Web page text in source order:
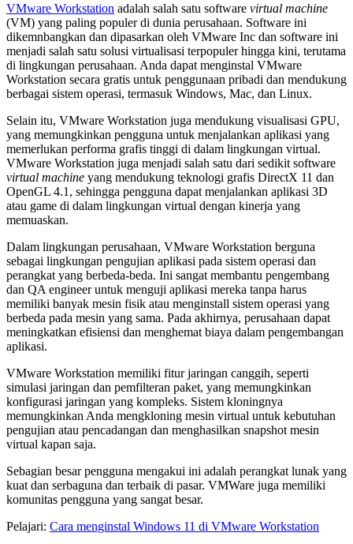
VMware Workstation adalah salah satu software virtual machine
(VM) yang paling populer di dunia perusahaan. Software ini
dikemnbangkan dan dipasarkan oleh VMware Inc dan software ini
menjadi salah satu solusi virtualisasi terpopuler hingga kini, terutama
di lingkungan perusahaan. Anda dapat menginstal VMware
Workstation secara gratis untuk penggunaan pribadi dan mendukung
berbagai sistem operasi, termasuk Windows, Mac, dan Linux.
Selain itu, VMware Workstation juga mendukung visualisasi GPU,
yang memungkinkan pengguna untuk menjalankan aplikasi yang
memerlukan performa grafis tinggi di dalam lingkungan virtual.
VMware Workstation juga menjadi salah satu dari sedikit software
virtual machine yang mendukung teknologi grafis DirectX 11 dan
OpenGL 4.1, sehingga pengguna dapat menjalankan aplikasi 3D
atau game di dalam lingkungan virtual dengan kinerja yang
memuaskan.
Dalam lingkungan perusahaan, VMware Workstation berguna
sebagai lingkungan pengujian aplikasi pada sistem operasi dan
perangkat yang berbeda-beda. Ini sangat membantu pengembang
dan QA engineer untuk menguji aplikasi mereka tanpa harus
memiliki banyak mesin fisik atau menginstall sistem operasi yang
berbeda pada mesin yang sama. Pada akhirnya, perusahaan dapat
meningkatkan efisiensi dan menghemat biaya dalam pengembangan
aplikasi.
VMware Workstation memiliki fitur jaringan canggih, seperti
simulasi jaringan dan pemfilteran paket, yang memungkinkan
konfigurasi jaringan yang kompleks. Sistem kloningnya
memungkinkan Anda mengkloning mesin virtual untuk kebutuhan
pengujian atau pencadangan dan menghasilkan snapshot mesin
virtual kapan saja.
Sebagian besar pengguna mengakui ini adalah perangkat lunak yang
kuat dan serbaguna dan terbaik di pasar. VMWare juga memiliki
komunitas pengguna yang sangat besar.
Pelajari: Cara menginstal Windows 11 di VMware Workstation